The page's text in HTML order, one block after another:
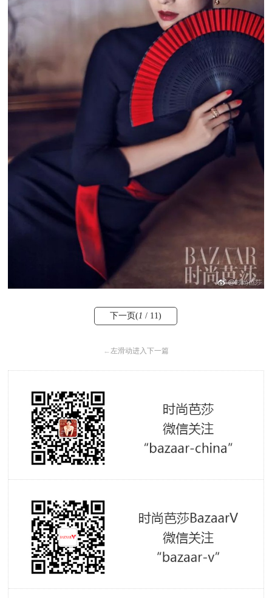
下一页(1 / 11)
←左滑动进入下一篇